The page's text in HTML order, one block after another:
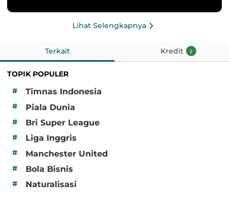
Lihat Selengkapnya
Terkait Kredit 2
TOPIK POPULER
#
Timnas Indonesia
# Piala Dunia
# Bri Super League
# Liga Inggris
# Manchester United
# Bola Bisnis
# Naturalisasi